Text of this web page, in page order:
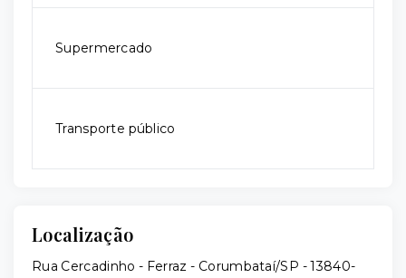
Supermercado
Transporte público
Localização
Rua Cercadinho - Ferraz - Corumbataí/SP - 13840-